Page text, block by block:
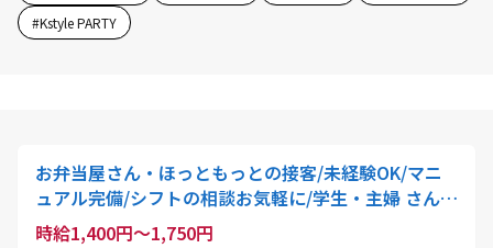
#Kstyle PARTY
お弁当屋さん・ほっともっとの接客/未経験OK/マニ
ュアル完備/シフトの相談お気軽に/学生・主婦 さん活
躍中
時給1,400円～1,750円